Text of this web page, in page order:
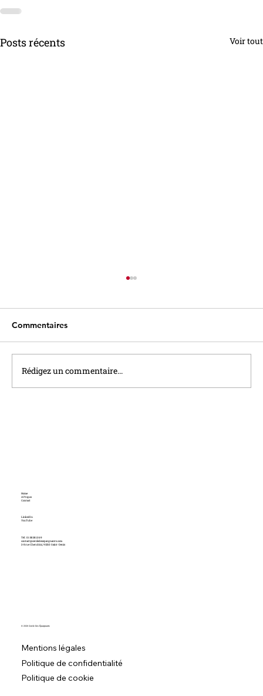
Posts récents Voir tout
Commentaires
Rédigez un commentaire...
© 2026 Cercle Des Épargnants
Tél : 01 58 38 13 69
contact@cercledesepargnants.com
2-8 rue Cherubini, 93210 Saint-Denis
Home
A Propos
Contact
LinkedIn
YouTube
Politique de cookie
Politique de confidentialité
Mentions légales